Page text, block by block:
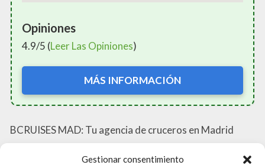
Gestionar consentimiento
Opiniones
4.9/5 (Leer Las Opiniones)
MÁS INFORMACIÓN
BCRUISES MAD: Tu agencia de cruceros en Madrid
Si estás pensando en disfrutar de un crucero por las